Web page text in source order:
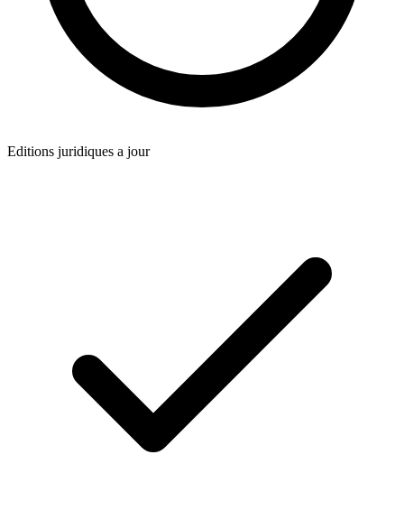
Editions juridiques a jour